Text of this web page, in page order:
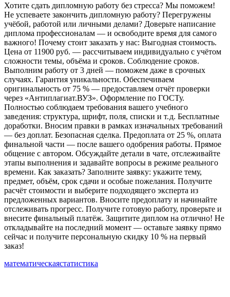
Хотите сдать дипломную работу без стресса? Мы поможем!
Не успеваете закончить дипломную работу? Перегружены
учёбой, работой или личными делами? Доверьте написание
диплома профессионалам — и освободите время для самого
важного! Почему стоит заказать у нас: Выгодная стоимость.
Цена от 11900 руб. — рассчитываем индивидуально с учётом
сложности темы, объёма и сроков. Соблюдение сроков.
Выполним работу от 3 дней — поможем даже в срочных
случаях. Гарантия уникальности. Обеспечиваем
оригинальность от 75 % — предоставляем отчёт проверки
через «Антиплагиат.ВУЗ». Оформление по ГОСТу.
Полностью соблюдаем требования вашего учебного
заведения: структура, шрифт, поля, списки и т. д. Бесплатные
доработки. Вносим правки в рамках изначальных требований
— без доплат. Безопасная сделка. Предоплата от 25 %, оплата
финальной части — после вашего одобрения работы. Прямое
общение с автором. Обсуждайте детали в чате, отслеживайте
этапы выполнения и задавайте вопросы в режиме реального
времени. Как заказать? Заполните заявку: укажите тему,
предмет, объём, срок сдачи и особые пожелания. Получите
расчёт стоимости и выберите подходящего эксперта из
предложенных вариантов. Вносите предоплату и начинайте
отслеживать прогресс. Получите готовую работу, проверьте и
внесите финальный платёж. Защитите диплом на отлично! Не
откладывайте на последний момент — оставьте заявку прямо
сейчас и получите персональную скидку 10 % на первый
заказ!
математическаястатистика